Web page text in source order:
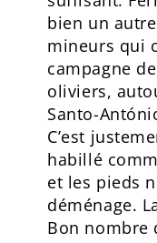
bien un
mineurs qui
campagne
oliviers,
Santo-
C’est
habillé
et les pieds
déménage.
Bon nombre